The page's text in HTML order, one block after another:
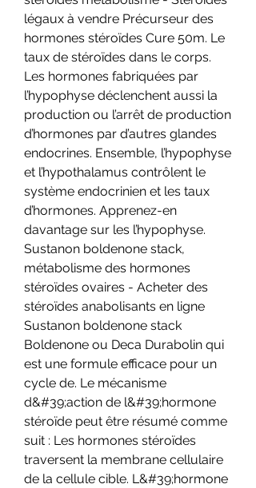
légaux à vendre Précurseur des
hormones stéroïdes Cure 50m. Le
taux de stéroïdes dans le corps.
Les hormones fabriquées par
l’hypophyse déclenchent aussi la
production ou l’arrêt de production
d’hormones par d’autres glandes
endocrines. Ensemble, l’hypophyse
et l’hypothalamus contrôlent le
système endocrinien et les taux
d’hormones. Apprenez-en
davantage sur les l’hypophyse.
Sustanon boldenone stack,
métabolisme des hormones
stéroïdes ovaires - Acheter des
stéroïdes anabolisants en ligne
Sustanon boldenone stack
Boldenone ou Deca Durabolin qui
est une formule efficace pour un
cycle de. Le mécanisme
d&#39;action de l&#39;hormone
stéroïde peut être résumé comme
suit : Les hormones stéroïdes
traversent la membrane cellulaire
de la cellule cible. L&#39;hormone